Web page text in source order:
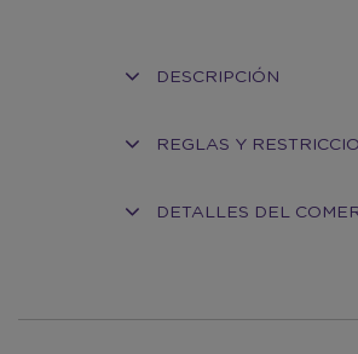
DESCRIPCIÓN
REGLAS Y
DETALLES DEL